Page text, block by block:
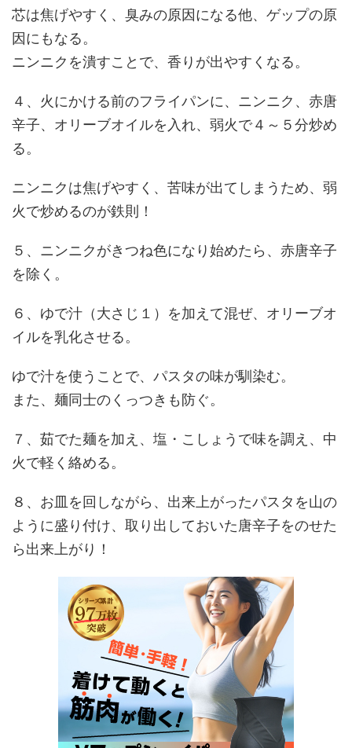
芯は焦げやすく、臭みの原因になる他、ゲップの原
因にもなる。
ニンニクを潰すことで、香りが出やすくなる。
４、火にかける前のフライパンに、ニンニク、赤唐
辛子、オリーブオイルを入れ、弱火で４～５分炒め
る。
ニンニクは焦げやすく、苦味が出てしまうため、弱
火で炒めるのが鉄則！
５、ニンニクがきつね色になり始めたら、赤唐辛子
を除く。
６、ゆで汁（大さじ１）を加えて混ぜ、オリーブオ
イルを乳化させる。
ゆで汁を使うことで、パスタの味が馴染む。
また、麺同士のくっつきも防ぐ。
７、茹でた麺を加え、塩・こしょうで味を調え、中
火で軽く絡める。
８、お皿を回しながら、出来上がったパスタを山の
ように盛り付け、取り出しておいた唐辛子をのせた
ら出来上がり！